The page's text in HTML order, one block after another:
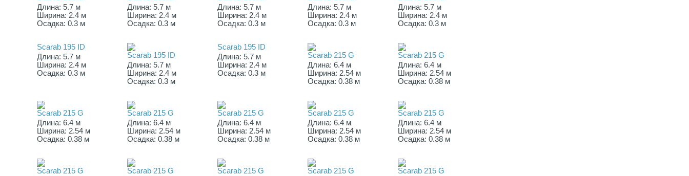
Длина: 5.7 м
Ширина: 2.4 м
Осадка: 0.3 м
Длина: 5.7 м
Ширина: 2.4 м
Осадка: 0.3 м
Длина: 5.7 м
Ширина: 2.4 м
Осадка: 0.3 м
Длина: 5.7 м
Ширина: 2.4 м
Осадка: 0.3 м
Длина: 5.7 м
Ширина: 2.4 м
Осадка: 0.3 м
Scarab 195 ID
Длина: 5.7 м
Ширина: 2.4 м
Осадка: 0.3 м
Scarab 195 ID
Длина: 5.7 м
Ширина: 2.4 м
Осадка: 0.3 м
Scarab 195 ID
Длина: 5.7 м
Ширина: 2.4 м
Осадка: 0.3 м
Scarab 215 G
Длина: 6.4 м
Ширина: 2.54 м
Осадка: 0.38 м
Scarab 215 G
Длина: 6.4 м
Ширина: 2.54 м
Осадка: 0.38 м
Scarab 215 G
Длина: 6.4 м
Ширина: 2.54 м
Осадка: 0.38 м
Scarab 215 G
Длина: 6.4 м
Ширина: 2.54 м
Осадка: 0.38 м
Scarab 215 G
Длина: 6.4 м
Ширина: 2.54 м
Осадка: 0.38 м
Scarab 215 G
Длина: 6.4 м
Ширина: 2.54 м
Осадка: 0.38 м
Scarab 215 G
Длина: 6.4 м
Ширина: 2.54 м
Осадка: 0.38 м
Scarab 215 G
Scarab 215 G
Scarab 215 G
Scarab 215 G
Scarab 215 G